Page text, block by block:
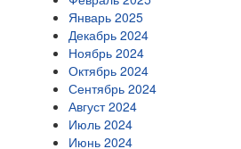
Январь 2025
Декабрь 2024
Ноябрь 2024
Октябрь 2024
Сентябрь 2024
Август 2024
Июль 2024
Июнь 2024